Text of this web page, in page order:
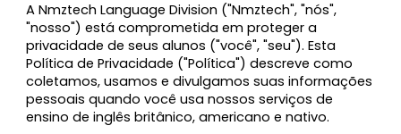
A Nmztech Language Division ("Nmztech", "nós",
"nosso") está comprometida em proteger a
privacidade de seus alunos ("você", "seu"). Esta
Política de Privacidade ("Política") descreve como
coletamos, usamos e divulgamos suas informações
pessoais quando você usa nossos serviços de
ensino de inglês britânico, americano e nativo.